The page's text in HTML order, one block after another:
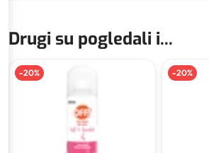
Drugi su pogledali i...
-20% -20%